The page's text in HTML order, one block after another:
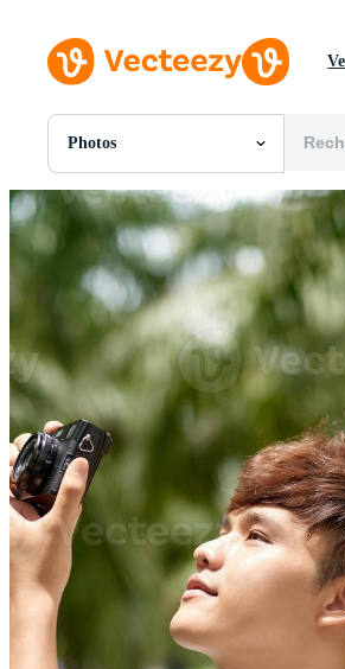
Photos
Toutes Images
Photos
PNGs
PSDs
SVGs
Modèles
Vecteurs
Vidéos
Motion graphics
Images Éditoriales
Événements Éditoriaux